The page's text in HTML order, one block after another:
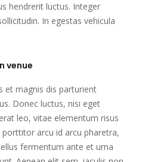
hendrerit luctus. Integer
In egestas vehicula
venue
et magnis dis parturient
Donec luctus, nisi eget
leo, vitae elementum risus
arcu id arcu pharetra,
fermentum ante et urna